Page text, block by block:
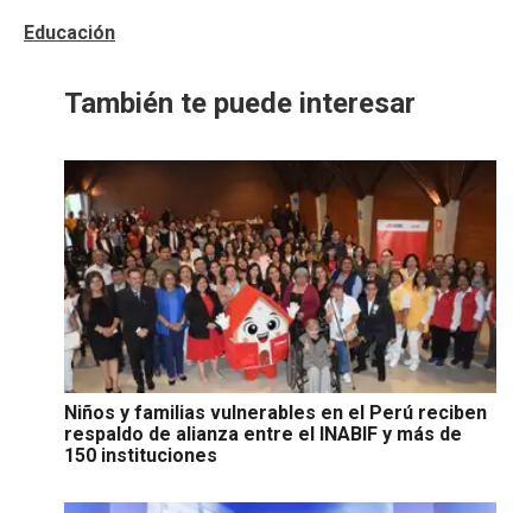
Educación
También te puede interesar
Niños y familias vulnerables en el Perú reciben
respaldo de alianza entre el INABIF y más de
150 instituciones